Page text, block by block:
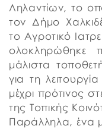
Ληλαντίων, το
τον Δήμο
το Αγροτικό
ολοκληρώθηκε
μάλιστα
για τη
μέχρι πρότινος
της Τοπικής
Παράλληλα, ένα